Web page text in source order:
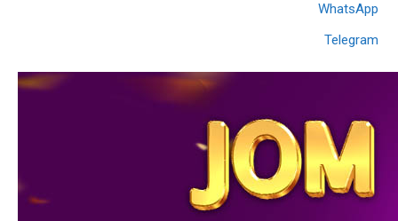
WhatsApp
Telegram